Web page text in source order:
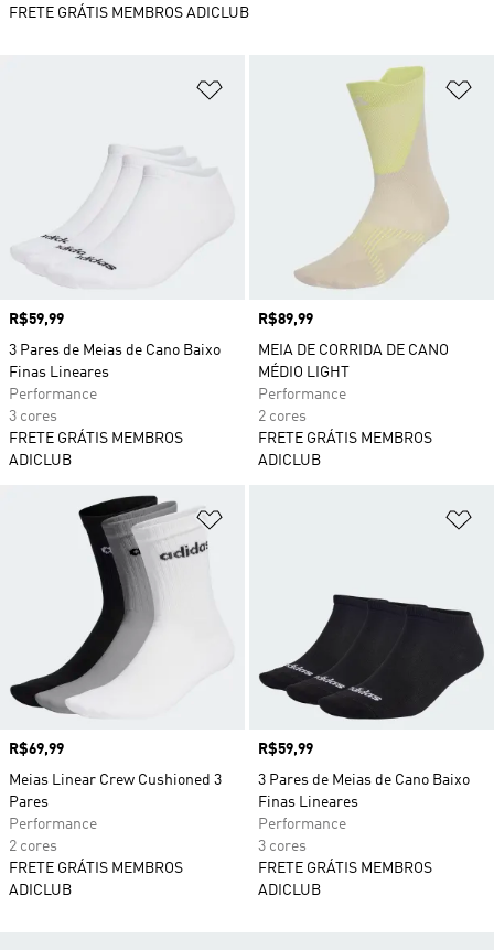
Adicionar à Lista de Desejos
Preço
R$59,99
3 Pares de Meias de Cano Baixo
Finas Lineares
Performance
3 cores
FRETE GRÁTIS MEMBROS
ADICLUB
Preço
R$89,99
MEIA DE CORRIDA DE CANO
MÉDIO LIGHT
Performance
2 cores
FRETE GRÁTIS MEMBROS
ADICLUB
Preço
R$69,99
Meias Linear Crew Cushioned 3
Pares
Performance
2 cores
FRETE GRÁTIS MEMBROS
ADICLUB
Preço
R$59,99
3 Pares de Meias de Cano Baixo
Finas Lineares
Performance
3 cores
FRETE GRÁTIS MEMBROS
ADICLUB
FRETE GRÁTIS MEMBROS ADICLUB